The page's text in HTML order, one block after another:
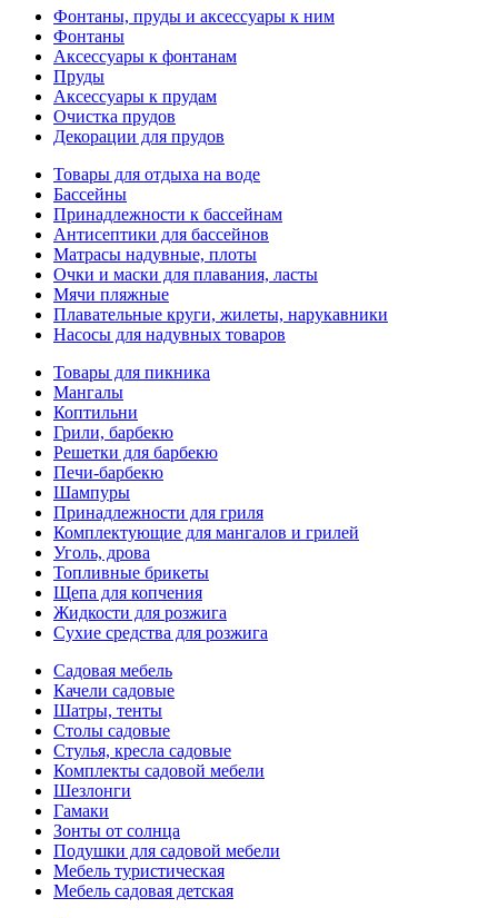
Фонтаны, пруды и аксессуары к ним
Фонтаны
Аксессуары к фонтанам
Пруды
Аксессуары к прудам
Очистка прудов
Декорации для прудов
Товары для отдыха на воде
Бассейны
Принадлежности к бассейнам
Антисептики для бассейнов
Матраcы надувные, плоты
Очки и маски для плавания, ласты
Мячи пляжные
Плавательные круги, жилеты, нарукавники
Насосы для надувных товаров
Товары для пикника
Мангалы
Коптильни
Грили, барбекю
Решетки для барбекю
Печи-барбекю
Шампуры
Принадлежности для гриля
Комплектующие для мангалов и грилей
Уголь, дрова
Топливные брикеты
Щепа для копчения
Жидкости для розжига
Сухие средства для розжига
Садовая мебель
Качели садовые
Шатры, тенты
Столы садовые
Стулья, кресла садовые
Комплекты садовой мебели
Шезлонги
Гамаки
Зонты от солнца
Подушки для садовой мебели
Мебель туристическая
Мебель садовая детская